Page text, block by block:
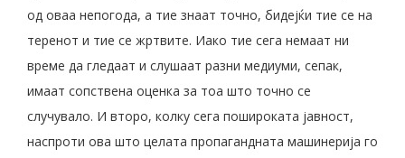
од оваа непогода, а тие знаат точно, бидејќи тие се на
теренот и тие се жртвите. Иако тие сега немаат ни
време да гледаат и слушаат разни медиуми, сепак,
имаат сопствена оценка за тоа што точно се
случувало. И второ, колку сега пошироката јавност,
наспроти ова што целата пропагандната машинерија го